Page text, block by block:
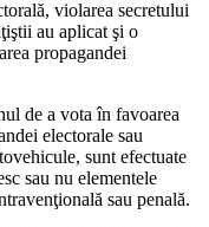
violarea secretului
au aplicat şi o
propagandei
de a vota în favoarea
electorale sau
sunt efectuate
sau nu elementele
sau penală.